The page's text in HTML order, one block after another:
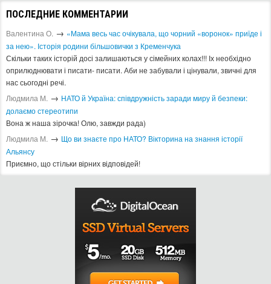
ПОСЛЕДНИЕ КОММЕНТАРИИ
Валентина О. → «Мама весь час очікувала, що чорний «воронок» приїде і
за нею». Історія родини більшовички з Кременчука
Скільки таких історій досі залишаються у сімейних колах!!! Іх необхідно
оприлюднювати і писати- писати. Аби не забували і цінували, звичні для
нас сьогодні речі.
Людмила М. → ​НАТО й Україна: співдружність заради миру й безпеки:
долаємо стереотипи
Вона ж наша зірочка! Олю, завжди рада)
Людмила М. → Що ви знаєте про НАТО? Вікторина на знання історії
Альянсу ​
Приємно, що стільки вірних відповідей!